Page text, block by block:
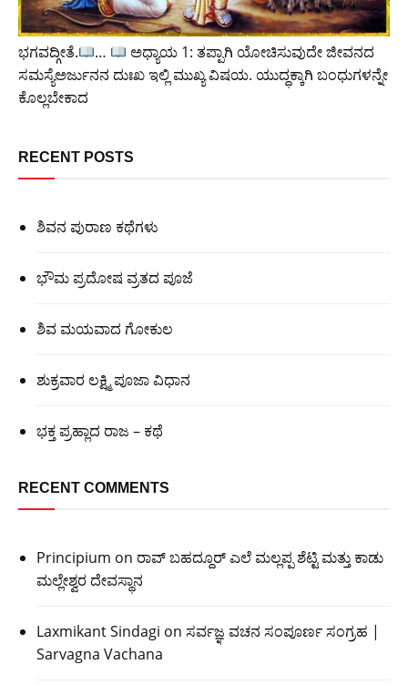
ಭಗವದ್ಗೀತೆ. …
ಅಧ್ಯಾಯ 1: ತಪ್ಪಾಗಿ ಯೋಚಿಸುವುದೇ ಜೀವನದ
ಸಮಸ್ಯೆಅರ್ಜುನನ ದುಃಖ ಇಲ್ಲಿ ಮುಖ್ಯ ವಿಷಯ. ಯುದ್ಧಕ್ಕಾಗಿ ಬಂಧುಗಳನ್ನೇ
ಕೊಲ್ಲಬೇಕಾದ
RECENT POSTS
ಶಿವನ ಪುರಾಣ ಕಥೆಗಳು
ಭೌಮ ಪ್ರದೋಷ ವ್ರತದ ಪೂಜೆ
ಶಿವ ಮಯವಾದ ಗೋಕುಲ
ಶುಕ್ರವಾರ ಲಕ್ಷ್ಮಿ ಪೂಜಾ ವಿಧಾನ
ಭಕ್ತ ಪ್ರಹ್ಲಾದ ರಾಜ – ಕಥೆ
RECENT COMMENTS
Principium on ರಾವ್ ಬಹದ್ದೂರ್ ಎಲೆ ಮಲ್ಲಪ್ಪ ಶೆಟ್ಟಿ ಮತ್ತು ಕಾಡು
ಮಲ್ಲೇಶ್ವರ ದೇವಸ್ಥಾನ
Laxmikant Sindagi on ಸರ್ವಜ್ಞ ವಚನ ಸಂಪೂರ್ಣ ಸಂಗ್ರಹ |
Sarvagna Vachana